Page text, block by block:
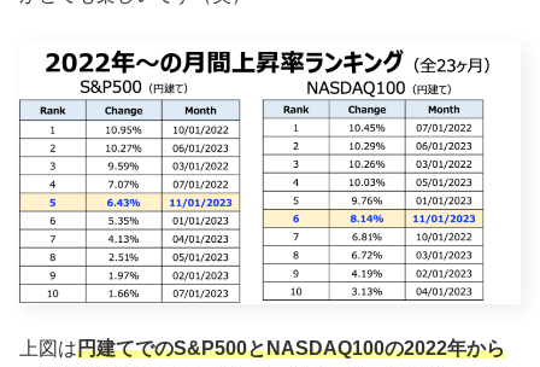
上図は円建てでのS&P500とNASDAQ100の2022年から